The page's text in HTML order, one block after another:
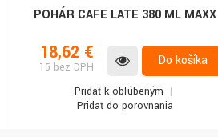
POHÁR CAFE LATE 380 ML MAXX
18,62 € Do košíka
15 bez DPH
Pridať k obľúbeným
Pridať do porovnania